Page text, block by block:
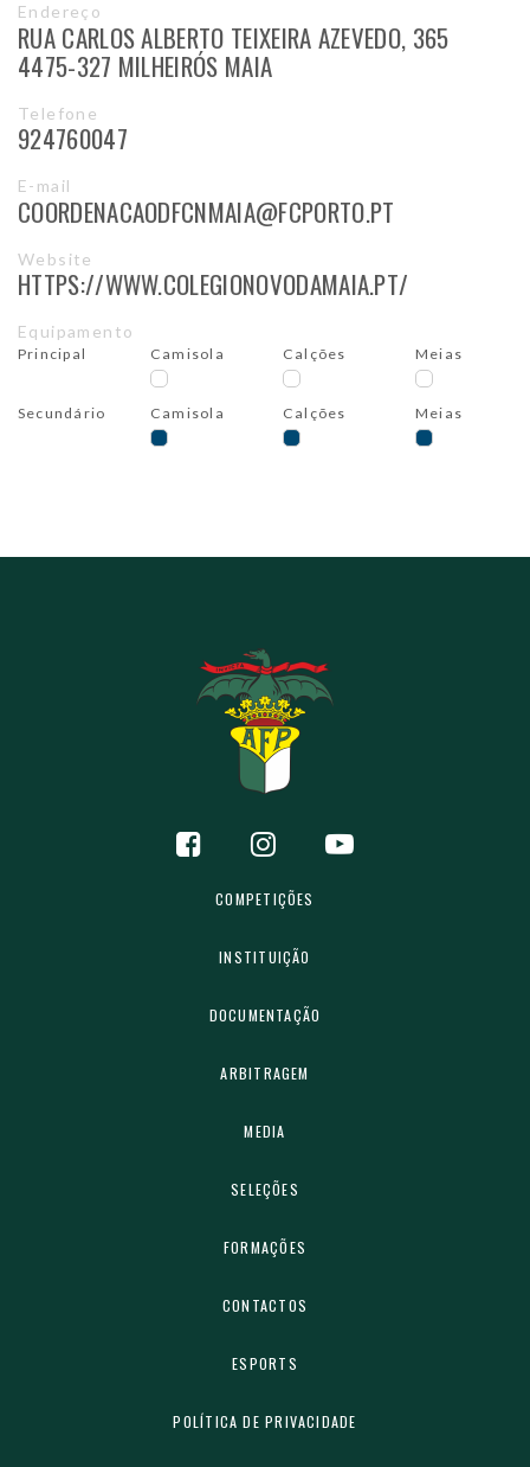
Endereço
RUA CARLOS ALBERTO TEIXEIRA AZEVEDO, 365
4475-327 MILHEIRÓS MAIA
Telefone
924760047
E-mail
COORDENACAODFCNMAIA@FCPORTO.PT
Website
HTTPS://WWW.COLEGIONOVODAMAIA.PT/
Equipamento
Principal Camisola Calções Meias
Secundário Camisola Calções Meias
COMPETIÇÕES
INSTITUIÇÃO
DOCUMENTAÇÃO
ARBITRAGEM
MEDIA
SELEÇÕES
FORMAÇÕES
CONTACTOS
ESPORTS
POLÍTICA DE PRIVACIDADE